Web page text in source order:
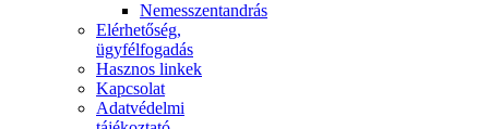
Nemesszentandrás
Elérhetőség,
ügyfélfogadás
Hasznos linkek
Kapcsolat
Adatvédelmi